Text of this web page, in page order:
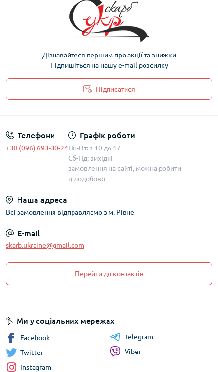
Дізнавайтеся першим про акції та знижки
Підпишіться на нашу e-mail розсилку
Підписатися
Телефони
+38 (096) 693-30-24
Графік роботи
Пн-Пт: з 10 до 17
Сб-Нд: вихідні
замовлення на сайті, можна робити
цілодобово
Наша адреса
Всі замовлення відправляємо з м. Рівне
E-mail
skarb.ukraine@gmail.com
Перейти до контактів
Ми у соціальних мережах
Facebook
Twitter
Instagram
Telegram
Viber